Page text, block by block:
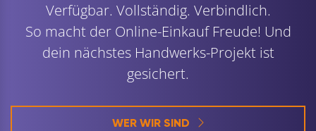
Verfügbar. Vollständig. Verbindlich.
So macht der Online-Einkauf Freude! Und
dein nächstes Handwerks-Projekt ist
gesichert.
WER WIR SIND